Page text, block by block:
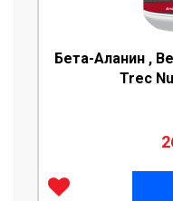
Бета-Аланин ,
Trec